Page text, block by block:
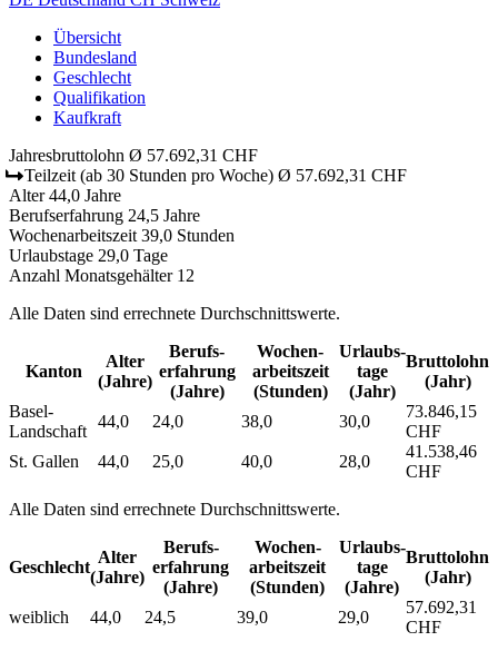
Übersicht
Bundesland
Geschlecht
Qualifikation
Kaufkraft
Jahresbruttolohn Ø 57.692,31 CHF
Teilzeit (ab 30 Stunden pro Woche) Ø 57.692,31 CHF
Alter 44,0 Jahre
Berufserfahrung 24,5 Jahre
Wochenarbeitszeit 39,0 Stunden
Urlaubstage 29,0 Tage
Anzahl Monatsgehälter 12
Alle Daten sind errechnete Durchschnittswerte.
Kanton
Alter
(Jahre)
Berufs­
erfahrung
(Jahre)
Wochen­
arbeitszeit
(Stunden)
Urlaubs­
tage
(Jahr)
Bruttolohn
(Jahr)
Basel-
Landschaft
44,0 24,0 38,0 30,0
73.846,15
CHF
St. Gallen
44,0 25,0 40,0 28,0
41.538,46
CHF
Alle Daten sind errechnete Durchschnittswerte.
Geschlecht
Alter
(Jahre)
Berufs­
erfahrung
(Jahre)
Wochen­
arbeitszeit
(Stunden)
Urlaubs­
tage
(Jahre)
Bruttolohn
(Jahr)
weiblich 44,0 24,5 39,0 29,0
57.692,31
CHF